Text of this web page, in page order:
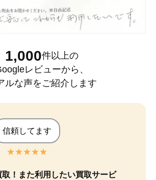
1,000件以上の
レビューから、
ルな声をご紹介します
信頼してます
★★★★★
！また利用したい買取サービ